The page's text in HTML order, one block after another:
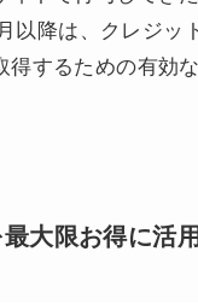
以降は、クレジッ
得するための有効
大限お得に活